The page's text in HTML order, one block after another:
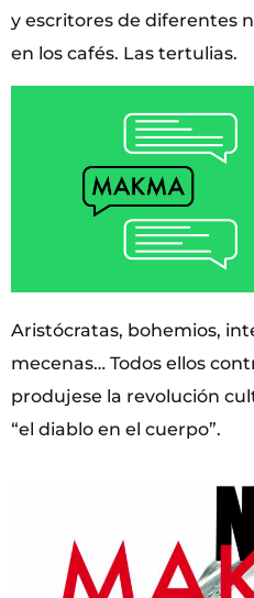
y escritores de diferentes
en los cafés. Las tertulias.
Aristócratas, bohemios,
mecenas… Todos ellos
produjese la revolución
“el diablo en el cuerpo”.